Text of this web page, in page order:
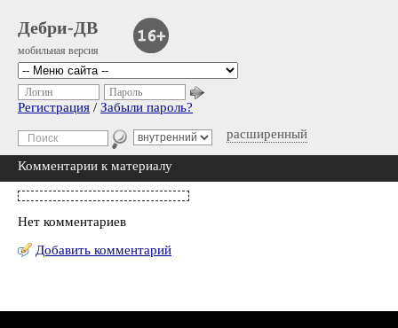
Дебри-ДВ
мобильная версия
расширенный
Логин Пароль
Регистрация / Забыли пароль?
Комментарии к материалу
Нет комментариев
Добавить комментарий